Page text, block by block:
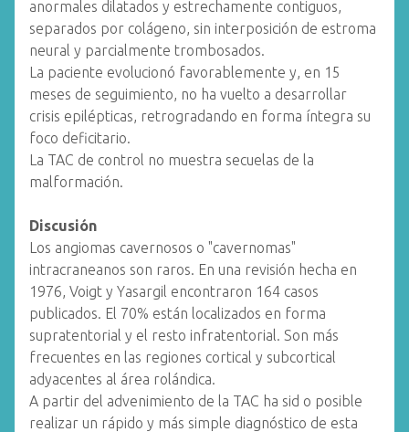
anormales dilatados y estrechamente contiguos,
separados por colágeno, sin interposición de estroma
neural y parcialmente trombosados.
La paciente evolucionó favorablemente y, en 15
meses de seguimiento, no ha vuelto a desarrollar
crisis epilépticas, retrogradando en forma íntegra su
foco deficitario.
La TAC de control no muestra secuelas de la
malformación.
Discusión
Los angiomas cavernosos o "cavernomas"
intracraneanos son raros. En una revisión hecha en
1976, Voigt y Yasargil encontraron 164 casos
publicados. El 70% están localizados en forma
supratentorial y el resto infratentorial. Son más
frecuentes en las regiones cortical y subcortical
adyacentes al área rolándica.
A partir del advenimiento de la TAC ha sid o posible
realizar un rápido y más simple diagnóstico de esta